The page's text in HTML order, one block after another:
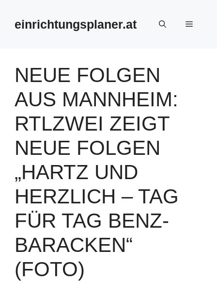
springeneinrichtungsplaner.at Menü
NEUE FOLGEN
AUS MANNHEIM:
RTLZWEI ZEIGT
NEUE FOLGEN
„HARTZ UND
HERZLICH – TAG
FÜR TAG BENZ-
BARACKEN“
(FOTO)